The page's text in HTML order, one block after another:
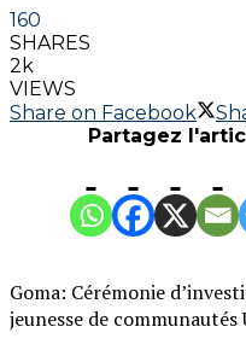
160
SHARES
2k
VIEWS
Share on Facebook
Partagez
Goma: Cérémonie
jeunesse de